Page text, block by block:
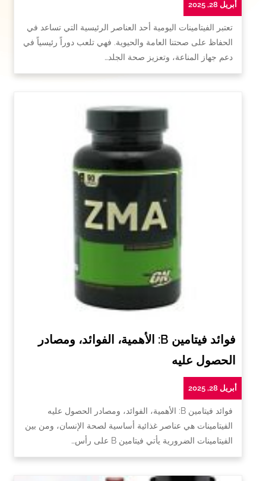
أبريل 28, 2025
تعتبر الفيتامينات اليومية أحد العناصر الرئيسية التي تساعد في
الحفاظ على صحتنا العامة والحيوية. فهي تلعب دوراً رئيسياً في
دعم جهاز المناعة، وتعزيز صحة الجلد…
فوائد فيتامين B: الأهمية، الفوائد، ومصادر
الحصول عليه
أبريل 28, 2025
فوائد فيتامين B: الأهمية، الفوائد، ومصادر الحصول عليه
الفيتامينات هي عناصر غذائية أساسية لصحة الإنسان، ومن بين
الفيتامينات الضرورية يأتي فيتامين B على رأس…